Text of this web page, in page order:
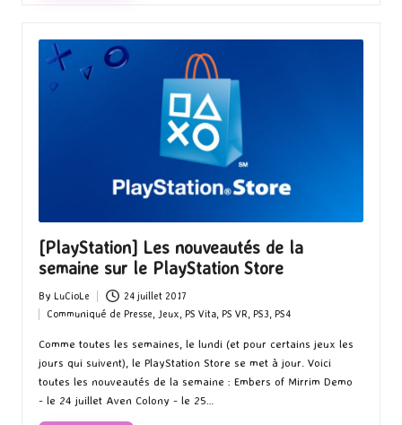
[PlayStation] Les nouveautés de la
semaine sur le PlayStation Store
Posted
by
By LuCioLe 24 juillet 2017
in
Communiqué de Presse, Jeux,PS Vita,PS VR,PS3,PS4
Comme toutes les semaines, le lundi (et pour certains jeux les
jours qui suivent), le PlayStation Store se met à jour. Voici
toutes les nouveautés de la semaine : Embers of Mirrim Demo
- le 24 juillet Aven Colony - le 25…